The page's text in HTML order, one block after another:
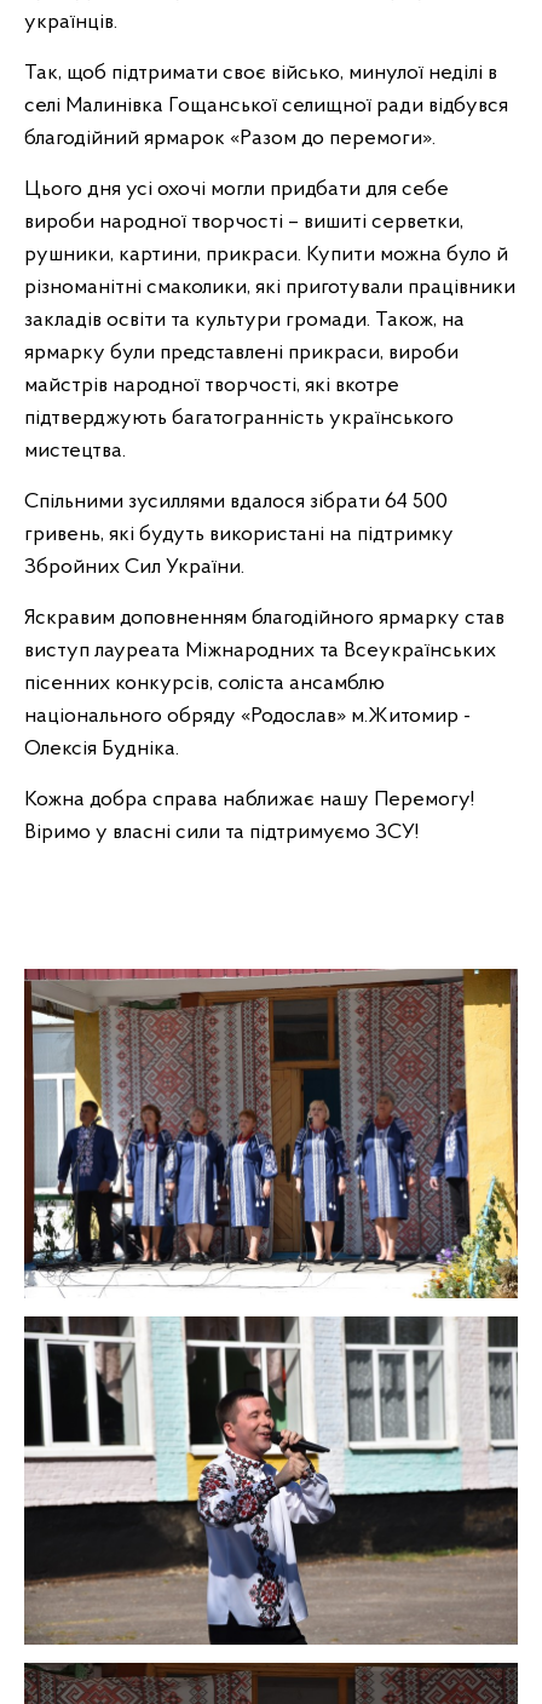
українців.
Так, щоб підтримати своє військо, минулої неділі в
селі Малинівка Гощанської селищної ради відбувся
благодійний ярмарок «Разом до перемоги».
Цього дня усі охочі могли придбати для себе
вироби народної творчості – вишиті серветки,
рушники, картини, прикраси. Купити можна було й
різноманітні смаколики, які приготували працівники
закладів освіти та культури громади. Також, на
ярмарку були представлені прикраси, вироби
майстрів народної творчості, які вкотре
підтверджують багатогранність українського
мистецтва.
Спільними зусиллями вдалося зібрати 64 500
гривень, які будуть використані на підтримку
Збройних Сил України.
Яскравим доповненням благодійного ярмарку став
виступ лауреата Міжнародних та Всеукраїнських
пісенних конкурсів, соліста ансамблю
національного обряду «Родослав» м.Житомир -
Олексія Будніка.
Кожна добра справа наближає нашу Перемогу!
Віримо у власні сили та підтримуємо ЗСУ!